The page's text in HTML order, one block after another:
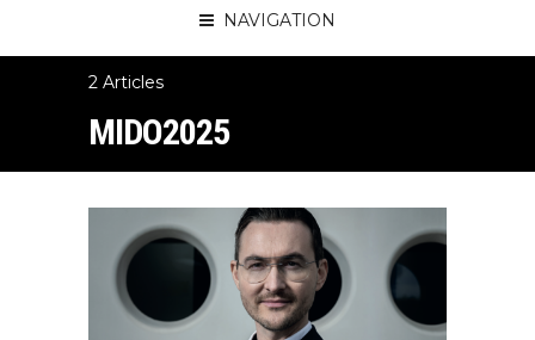
NAVIGATION
2 Articles
MIDO2025